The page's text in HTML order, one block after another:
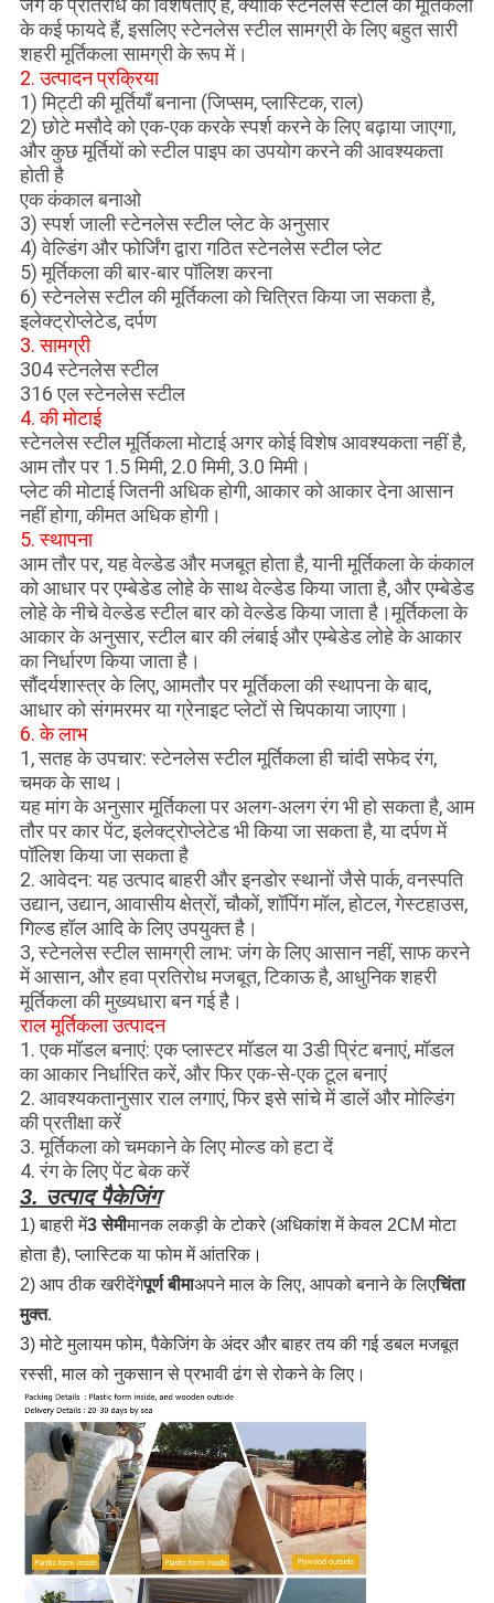
जंग के प्रतिरोध की विशेषताएं हैं, क्योंकि स्टेनलेस स्टील की मूर्तिकला
के कई फायदे हैं, इसलिए स्टेनलेस स्टील सामग्री के लिए बहुत सारी
शहरी मूर्तिकला सामग्री के रूप में।
2. उत्पादन प्रक्रिया
1) मिट्टी की मूर्तियाँ बनाना (जिप्सम, प्लास्टिक, राल)
2) छोटे मसौदे को एक-एक करके स्पर्श करने के लिए बढ़ाया जाएगा,
और कुछ मूर्तियों को स्टील पाइप का उपयोग करने की आवश्यकता
होती है
एक कंकाल बनाओ
3) स्पर्श जाली स्टेनलेस स्टील प्लेट के अनुसार
4) वेल्डिंग और फोर्जिंग द्वारा गठित स्टेनलेस स्टील प्लेट
5) मूर्तिकला की बार-बार पॉलिश करना
6) स्टेनलेस स्टील की मूर्तिकला को चित्रित किया जा सकता है,
इलेक्ट्रोप्लेटेड, दर्पण
3. सामग्री
304 स्टेनलेस स्टील
316 एल स्टेनलेस स्टील
4. की मोटाई
स्टेनलेस स्टील मूर्तिकला मोटाई अगर कोई विशेष आवश्यकता नहीं है,
आम तौर पर 1.5 मिमी, 2.0 मिमी, 3.0 मिमी।
प्लेट की मोटाई जितनी अधिक होगी, आकार को आकार देना आसान
नहीं होगा, कीमत अधिक होगी।
5. स्थापना
आम तौर पर, यह वेल्डेड और मजबूत होता है, यानी मूर्तिकला के कंकाल
को आधार पर एम्बेडेड लोहे के साथ वेल्डेड किया जाता है, और एम्बेडेड
लोहे के नीचे वेल्डेड स्टील बार को वेल्डेड किया जाता है।मूर्तिकला के
आकार के अनुसार, स्टील बार की लंबाई और एम्बेडेड लोहे के आकार
का निर्धारण किया जाता है।
सौंदर्यशास्त्र के लिए, आमतौर पर मूर्तिकला की स्थापना के बाद,
आधार को संगमरमर या ग्रेनाइट प्लेटों से चिपकाया जाएगा।
6. के लाभ
1, सतह के उपचार: स्टेनलेस स्टील मूर्तिकला ही चांदी सफेद रंग,
चमक के साथ।
यह मांग के अनुसार मूर्तिकला पर अलग-अलग रंग भी हो सकता है, आम
तौर पर कार पेंट, इलेक्ट्रोप्लेटेड भी किया जा सकता है, या दर्पण में
पॉलिश किया जा सकता है
2. आवेदन: यह उत्पाद बाहरी और इनडोर स्थानों जैसे पार्क, वनस्पति
उद्यान, उद्यान, आवासीय क्षेत्रों, चौकों, शॉपिंग मॉल, होटल, गेस्टहाउस,
गिल्ड हॉल आदि के लिए उपयुक्त है।
3, स्टेनलेस स्टील सामग्री लाभ: जंग के लिए आसान नहीं, साफ करने
में आसान, और हवा प्रतिरोध मजबूत, टिकाऊ है, आधुनिक शहरी
मूर्तिकला की मुख्यधारा बन गई है।
राल मूर्तिकला उत्पादन
1. एक मॉडल बनाएं: एक प्लास्टर मॉडल या 3डी प्रिंट बनाएं, मॉडल
का आकार निर्धारित करें, और फिर एक-से-एक टूल बनाएं
2. आवश्यकतानुसार राल लगाएं, फिर इसे सांचे में डालें और मोल्डिंग
की प्रतीक्षा करें
3. मूर्तिकला को चमकाने के लिए मोल्ड को हटा दें
4. रंग के लिए पेंट बेक करें
3. उत्पाद पैकेजिंग
1) बाहरी में3 सेमीमानक लकड़ी के टोकरे (अधिकांश में केवल 2CM मोटा
होता है), प्लास्टिक या फोम में आंतरिक।
2) आप ठीक खरीदेंगेपूर्ण बीमाअपने माल के लिए, आपको बनाने के लिएचिंता
मुक्त.
3) मोटे मुलायम फोम, पैकेजिंग के अंदर और बाहर तय की गई डबल मजबूत
रस्सी, माल को नुकसान से प्रभावी ढंग से रोकने के लिए।